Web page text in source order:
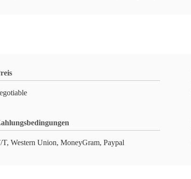
T, Western Union, MoneyGram, Paypal